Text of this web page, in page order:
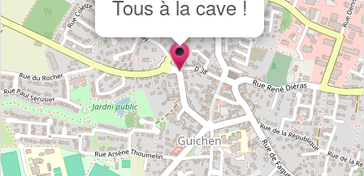
Tous à la cave !